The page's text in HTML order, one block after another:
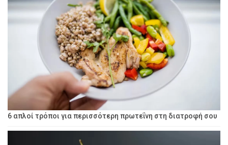
6 απλοί τρόποι για περισσότερη πρωτεΐνη στη διατροφή σου